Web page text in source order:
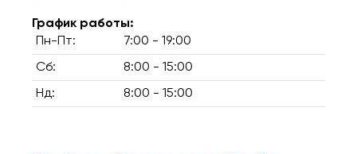
График работы:
Пн-Пт:
7:00 - 19:00
Сб: 8:00 - 15:00
Нд: 8:00 - 15:00